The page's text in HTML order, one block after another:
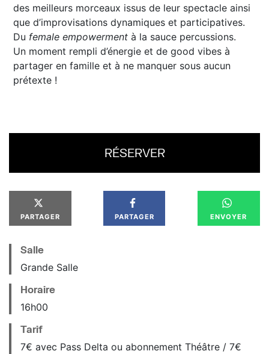
des meilleurs morceaux issus de leur spectacle ainsi
que d’improvisations dynamiques et participatives.
Du female empowerment à la sauce percussions.
Un moment rempli d’énergie et de good vibes à
partager en famille et à ne manquer sous aucun
prétexte !
RÉSERVER
PARTAGER PARTAGER ENVOYER
Salle
Grande Salle
Horaire
16h00
Tarif
7€ avec Pass Delta ou abonnement Théâtre / 7€